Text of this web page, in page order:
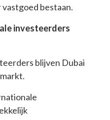
bestaan.
investeerders
blijven Dubai